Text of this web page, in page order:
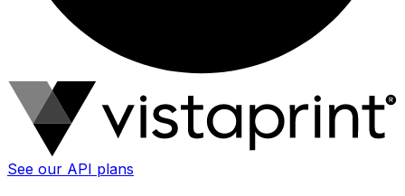
See our API plans